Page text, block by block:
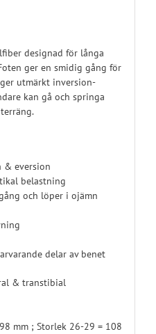
designad för långa
ger en smidig gång för
utmärkt inversion-
kan gå och springa
& eversion
belastning
och löper i ojämn
delar av benet
& transtibial
mm ; Storlek 26-29 = 108